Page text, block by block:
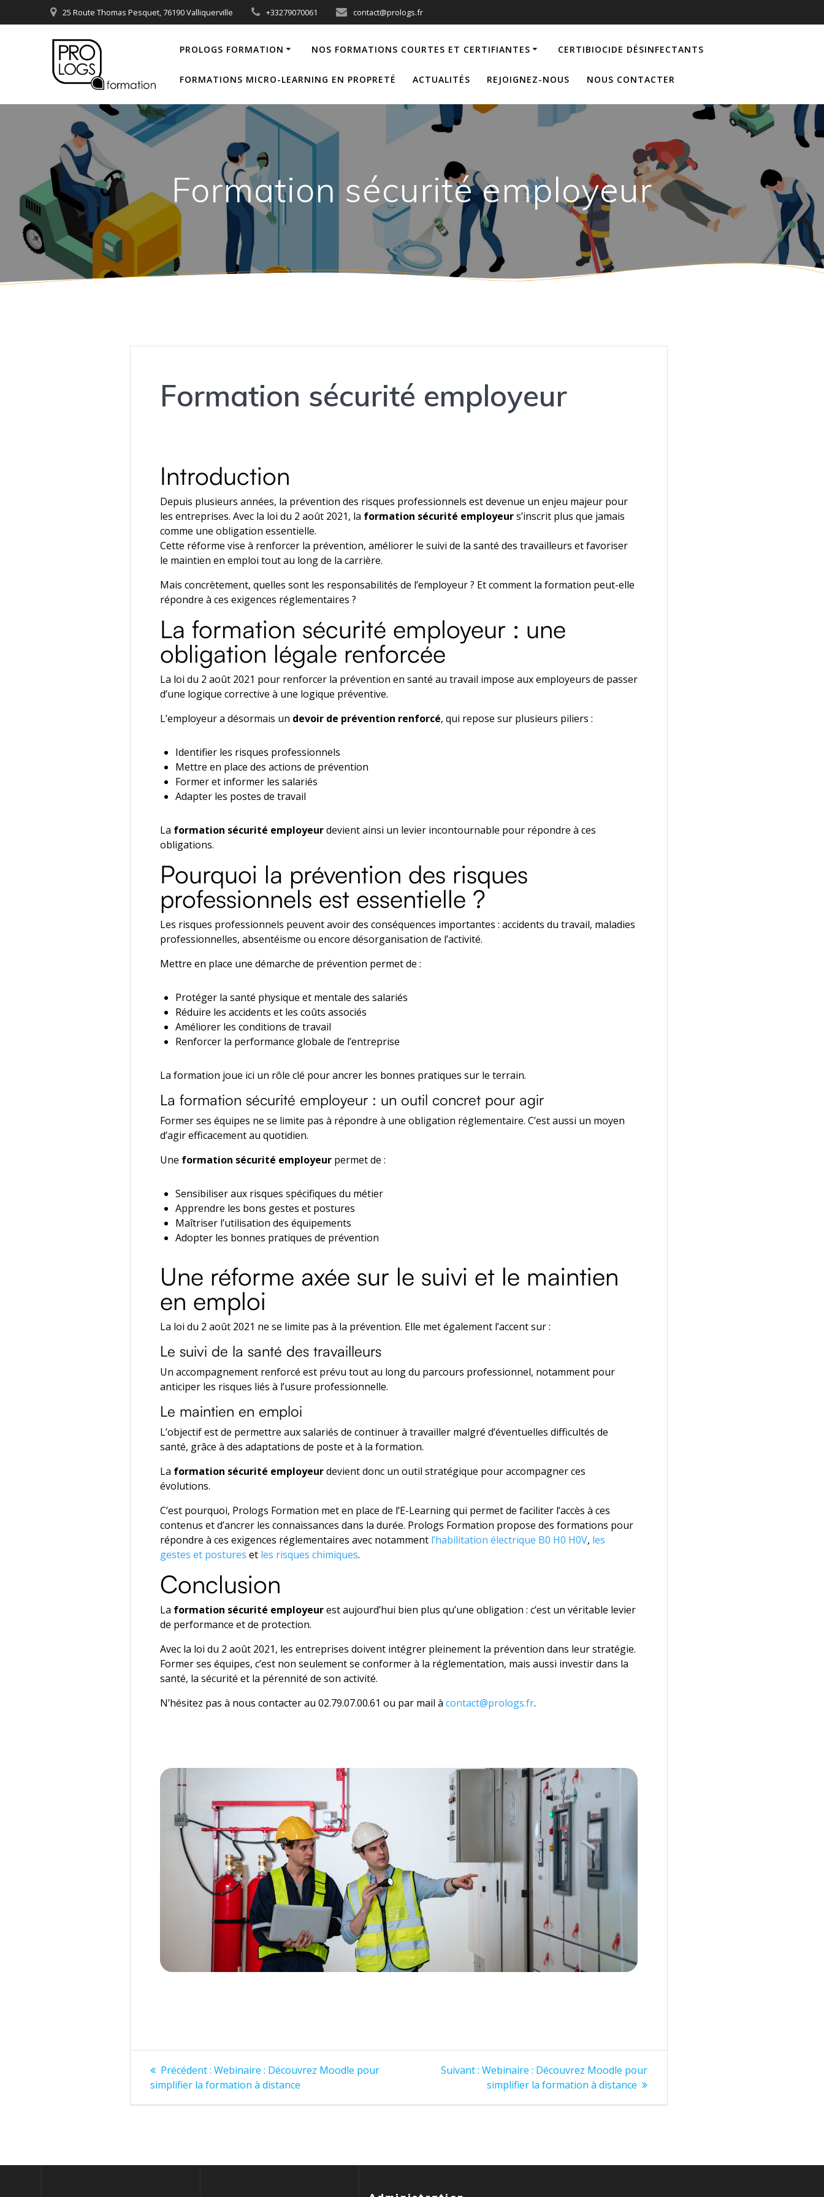
au
25 Route Thomas Pesquet, 76190 Valliquerville +33279070061 contact@prologs.fr
PROLOGS FORMATION NOS FORMATIONS COURTES ET CERTIFIANTES CERTIBIOCIDE DÉSINFECTANTS
FORMATIONS MICRO-LEARNING EN PROPRETÉ ACTUALITÉS REJOIGNEZ-NOUS NOUS CONTACTER
Formation sécurité employeur
Formation sécurité employeur
Introduction
Depuis plusieurs années, la prévention des risques professionnels est devenue un enjeu majeur pour
les entreprises. Avec la loi du 2 août 2021, la formation sécurité employeurs’inscrit plus que jamais
comme une obligation essentielle.
Cette réforme vise à renforcer la prévention, améliorer le suivi de la santé des travailleurs et favoriser
le maintien en emploi tout au long de la carrière.
Mais concrètement, quelles sont les responsabilités de l’employeur ? Et comment la formation peut-elle
répondre à ces exigences réglementaires ?
La formation sécurité employeur : une
obligation légale renforcée
La loi du 2 août 2021 pour renforcer la prévention en santé au travail impose aux employeurs de passer
d’une logique corrective à une logique préventive.
L’employeur a désormais un devoir de prévention renforcé, qui repose sur plusieurs piliers :
Identifier les risques professionnels
Mettre en place des actions de prévention
Former et informer les salariés
Adapter les postes de travail
La formation sécurité employeurdevient ainsi un levier incontournable pour répondre à ces
obligations.
Pourquoi la prévention des risques
professionnels est essentielle ?
Les risques professionnels peuvent avoir des conséquences importantes : accidents du travail, maladies
professionnelles, absentéisme ou encore désorganisation de l’activité.
Mettre en place une démarche de prévention permet de :
Protéger la santé physique et mentale des salariés
Réduire les accidents et les coûts associés
Améliorer les conditions de travail
Renforcer la performance globale de l’entreprise
La formation joue ici un rôle clé pour ancrer les bonnes pratiques sur le terrain.
La formation sécurité employeur : un outil concret pour agir
Former ses équipes ne se limite pas à répondre à une obligation réglementaire. C’est aussi un moyen
d’agir efficacement au quotidien.
Une formation sécurité employeur permet de :
Sensibiliser aux risques spécifiques du métier
Apprendre les bons gestes et postures
Maîtriser l’utilisation des équipements
Adopter les bonnes pratiques de prévention
Une réforme axée sur le suivi et le maintien
en emploi
La loi du 2 août 2021 ne se limite pas à la prévention. Elle met également l’accent sur :
Le suivi de la santé des travailleurs
Un accompagnement renforcé est prévu tout au long du parcours professionnel, notamment pour
anticiper les risques liés à l’usure professionnelle.
Le maintien en emploi
L’objectif est de permettre aux salariés de continuer à travailler malgré d’éventuelles difficultés de
santé, grâce à des adaptations de poste et à la formation.
La formation sécurité employeurdevient donc un outil stratégique pour accompagner ces
évolutions.
C’est pourquoi, Prologs Formation met en place de l’E-Learning qui permet de faciliter l’accès à ces
contenus et d’ancrer les connaissances dans la durée. Prologs Formation propose des formations pour
répondre à ces exigences réglementaires avec notamment l’habilitation électrique B0 H0 H0V, les
gestes et postures et les risques chimiques.
Conclusion
La formation sécurité employeurest aujourd’hui bien plus qu’une obligation : c’est un véritable levier
de performance et de protection.
Avec la loi du 2 août 2021, les entreprises doivent intégrer pleinement la prévention dans leur stratégie.
Former ses équipes, c’est non seulement se conformer à la réglementation, mais aussi investir dans la
santé, la sécurité et la pérennité de son activité.
N’hésitez pas à nous contacter au 02.79.07.00.61 ou par mail àcontact@prologs.fr.
Navigation
de
Précédent : Article
précédent
Webinaire : Découvrez Moodle pour
simplifier la formation à distance
Suivant : Article
suivant
Webinaire : Découvrez Moodle pour
simplifier la formation à distance